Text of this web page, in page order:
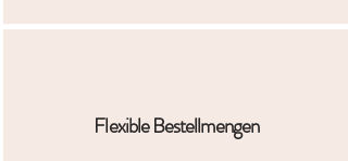
Flexible Bestellmengen